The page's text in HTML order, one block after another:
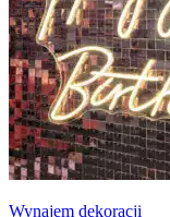
Wynajem dekoracji